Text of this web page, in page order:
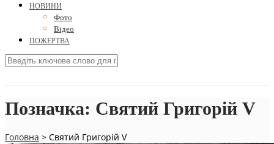
НОВИНИ
Фото
Відео
ПОЖЕРТВА
Позначка: Святий Григорій V
Головна > Святий Григорій V